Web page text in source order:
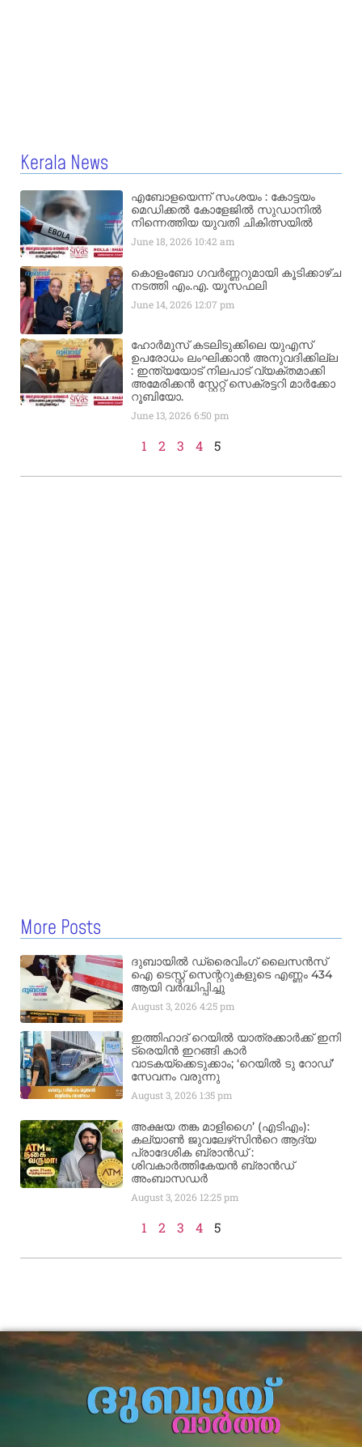
Kerala News
എബോളയെന്ന് സംശയം : കോട്ടയം
മെഡിക്കൽ കോളേജിൽ സുഡാനിൽ
നിന്നെത്തിയ യുവതി ചികിത്സയിൽ
June 18, 2026 10:42 am
കൊളംബോ ഗവർണ്ണറുമായി കൂടിക്കാഴ്ച
നടത്തി എം.എ. യൂസഫലി
June 14, 2026 12:07 pm
ഹോർമുസ് കടലിടുക്കിലെ യുഎസ്
ഉപരോധം ലംഘിക്കാൻ അനുവദിക്കില്ല
: ഇന്ത്യയോട് നിലപാട് വ്യക്തമാക്കി
അമേരിക്കൻ സ്റ്റേറ്റ് സെക്രട്ടറി മാർക്കോ
റൂബിയോ.
June 13, 20266:50 pm
1 2 3 4 5
More Posts
ദുബായിൽ ഡ്രൈവിംഗ് ലൈസൻസ്
ഐ ടെസ്റ്റ് സെന്ററുകളുടെ എണ്ണം 434
ആയി വർദ്ധിപ്പിച്ചു
August 3, 20264:25 pm
ഇത്തിഹാദ് റെയിൽ യാത്രക്കാർക്ക് ഇനി
ട്രെയിൻ ഇറങ്ങി കാർ
വാടകയ്‌ക്കെടുക്കാം; ‘റെയിൽ ടു റോഡ്’
സേവനം വരുന്നു
August 3, 2026 1:35 pm
അക്ഷയ തങ്ക മാളിഗൈ’ (എടിഎം):
കല്യാണ്‍ ജുവലേഴ്‌സിന്‍റെ ആദ്യ
പ്രാദേശിക ബ്രാന്‍ഡ് :
ശിവകാര്‍ത്തികേയന്‍ ബ്രാന്‍ഡ്
അംബാസഡര്‍
August 3, 2026 12:25 pm
1 2 3 4 5